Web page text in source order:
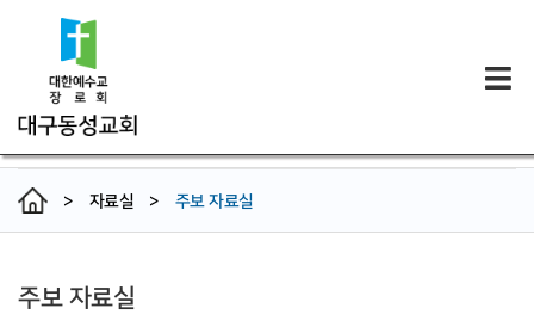
> 자료실 > 주보 자료실
주보 자료실